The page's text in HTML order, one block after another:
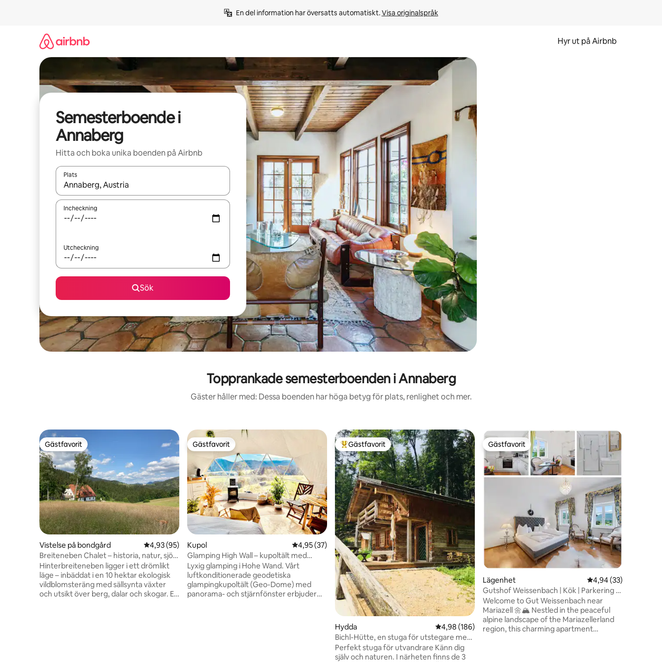
En del information har översatts automatiskt. Visa originalspråk
Hyr ut på Airbnb
Semesterboende i
Annaberg
Hitta och boka unika boenden på Airbnb
Plats
När resultaten är tillgängliga kan du navigera med upp- och nedåtpilarna eller utforska genom att trycka eller svepa.
Incheckning
Utcheckning
Sök
Topprankade semesterboenden i Annaberg
Gäster håller med: Dessa boenden har höga betyg för plats, renlighet och mer.
Gästfavorit
Gästfavorit
Vistelse på bondgård 4,93 av 5 i genomsnittligt betyg, 95 omdömen
4,93 (95)
Breiteneben Chalet – historia, natur, sjö
och skidåkning
Hinterbreiteneben ligger i ett drömlikt
läge – inbäddat i en 10 hektar ekologisk
vildblomsteräng med sällsynta växter
och utsikt över berg, dalar och skogar. En
Gästfavorit
Gästfavorit
Kupol 4,95 av 5 i genomsnittligt betyg, 37 omdömen
4,95 (37)
Glamping High Wall – kupoltält med
stjärnfönster
Lyxig glamping i Hohe Wand. Vårt
luftkonditionerade geodetiska
glampingkupoltält (Geo-Dome) med
panorama- och stjärnfönster erbjuder
Populär gästfavorit
Gästfavorit
Hydda 4,98 av 5 i genomsnittligt betyg, 186 omdömen
4,98 (186)
Bichl-Hütte, en stuga för utstegare med
komfort
Perfekt stuga för utvandrare Känn dig
själv och naturen. I närheten finns de 3
Gästfavorit
Gästfavorit
Lägenhet 4,94 av 5 i
4,94 (33)
Gutshof Weissenbach | Kök | Parkering |
Grill
Welcome to Gut Weissenbach near
Mariazell 🌼🏔️ Nestled in the peaceful
alpine landscape of the Mariazellerland
region, this charming apartment